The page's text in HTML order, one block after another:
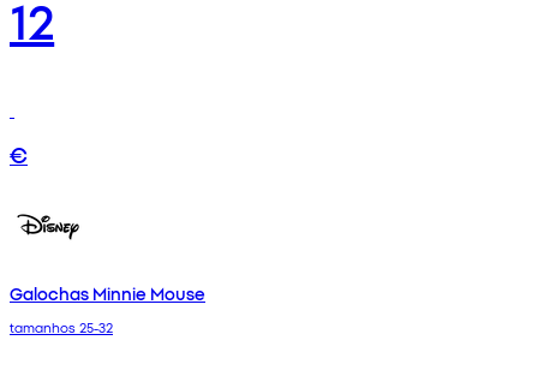
12
€
Galochas Minnie Mouse
tamanhos 25-32